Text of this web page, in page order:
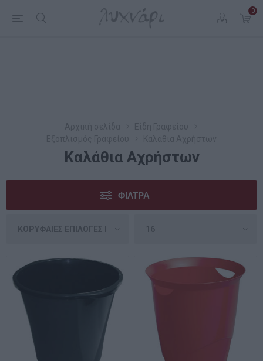
0
Καλάθια Αχρήστων
ΦΊΛΤΡΑ